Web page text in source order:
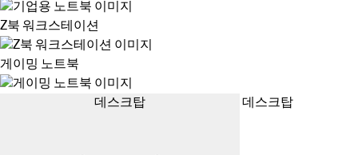
Z북 워크스테이션
게이밍 노트북
데스크탑 데스크탑